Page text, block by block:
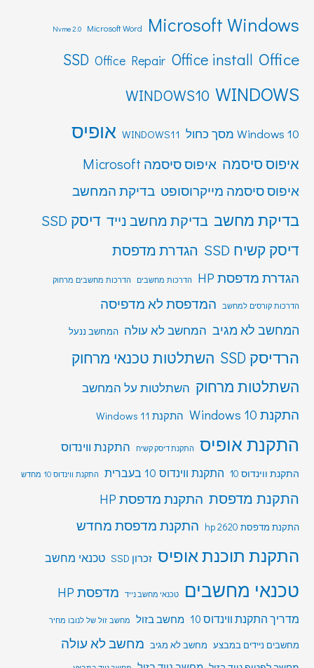
Microsoft Windows
Microsoft Word
Nvme 2.0
Office
Office install
Office Repair
SSD
WINDOWS
WINDOWS10
Windows 10 מסך כחול WINDOWS11 אופיס
איפוס סיסמה איפוס סיסמה Microsoft
איפוס סיסמה מייקרוסופט בדיקת המחשב
בדיקת מחשב בדיקת מחשב נייד דיסק SSD
דיסק קשיח SSD
הגדרת מדפסת
הגדרת מדפסת HP הדרכות מחשבים הדרכות מחשבים מרחוק
הדרכות קורסים למחשב המדפסת לא מדפיסה
המחשב לא מגיב המחשב לא עולה המחשב ננעל
הרדיסק SSD
השתלטות טכנאי מרחוק
השתלטות מרחוק השתלטות על המחשב
התקנת Windows 10 התקנת Windows 11
התקנת אופיס התקנת דיסק קשיח התקנת ווינדוס
התקנת ווינדוס 10 התקנת ווינדוס 10 בעברית התקנת ווינדוס 10 מחדש
התקנת מדפסת התקנת מדפסת HP
התקנת מדפסת hp 2620 התקנת מדפסת מחדש
התקנת תוכנת אופיס זכרון SSD טכנאי מחשב
טכנאי מחשבים טכנאי מחשב נייד מדפסת HP
מדריך התקנת ווינדוס 10 מחשב בזול מחשב זול של לנובו מחיר
מחשבים ניידים במבצע מחשב לא מגיב מחשב לא עולה